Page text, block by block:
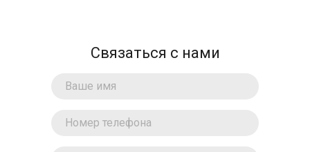
Связаться с нами